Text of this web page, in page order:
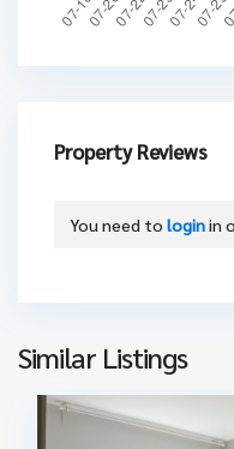
Property Reviews
You need to loginin
Similar Listings